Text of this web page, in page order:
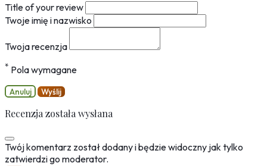
Title of your review
Twoje imię i nazwisko
Twoja recenzja
* Pola wymagane
Anuluj Wyślij
Recenzja została wysłana
Twój komentarz został dodany i będzie widoczny jak tylko
zatwierdzi go moderator.